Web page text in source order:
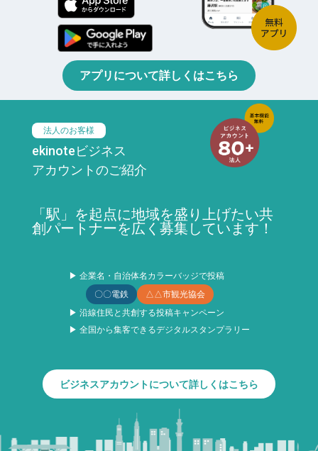
アプリについて詳しくはこちら
法人のお客様
ekinoteビジネス
アカウントのご紹介
「駅」を起点に地域を盛り上げたい共
創パートナーを広く募集しています！
▶ 企業名・自治体名カラーバッジで投稿
〇〇電鉄
△△市観光協会
▶ 沿線住民と共創する投稿キャンペーン
▶ 全国から集客できるデジタルスタンプラリー
ビジネスアカウントについて詳しくはこちら